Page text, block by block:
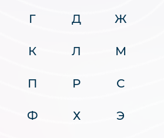
Г Д Ж
К Л М
П Р С
Ф Х Э